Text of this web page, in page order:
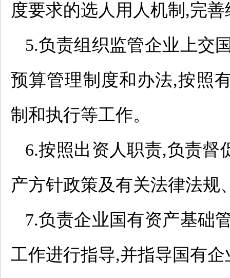
度要求的选人用人机制,完
5.负责组织监管企业上交
预算管理制度和办法,按照
制和执行等工作。
6.按照出资人职责,负责督
产方针政策及有关法律法规
7.负责企业国有资产基础
工作进行指导,并指导国有